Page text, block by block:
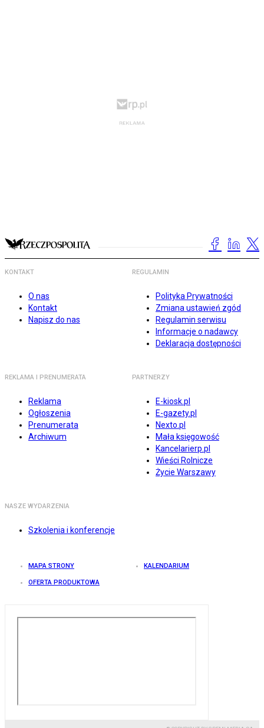
KONTAKT
O nas
Kontakt
Napisz do nas
REGULAMIN
Polityka Prywatności
Zmiana ustawień zgód
Regulamin serwisu
Informacje o nadawcy
Deklaracja dostępności
REKLAMA I PRENUMERATA
Reklama
Ogłoszenia
Prenumerata
Archiwum
PARTNERZY
E-kiosk.pl
E-gazety.pl
Nexto.pl
Mała księgowość
Kancelarierp.pl
Wieści Rolnicze
Życie Warszawy
NASZE WYDARZENIA
Szkolenia i konferencje
MAPA STRONY KALENDARIUM
OFERTA PRODUKTOWA